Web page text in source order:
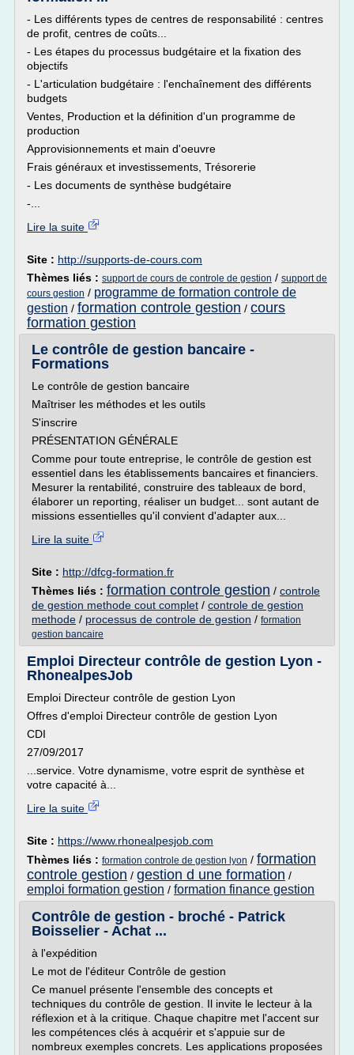
- Les différents types de centres de responsabilité : centres
de profit, centres de coûts...
- Les étapes du processus budgétaire et la fixation des
objectifs
- L'articulation budgétaire : l'enchaînement des différents
budgets
Ventes, Production et la définition d'un programme de
production
Approvisionnements et main d'oeuvre
Frais généraux et investissements, Trésorerie
- Les documents de synthèse budgétaire
-...
Lire la suite
Site : http://supports-de-cours.com
Thèmes liés : support de cours de controle de gestion / support de
cours gestion / programme de formation controle de
gestion / formation controle gestion / cours
formation gestion
Le contrôle de gestion bancaire -
Formations
Le contrôle de gestion bancaire
Maîtriser les méthodes et les outils
S'inscrire
PRÉSENTATION GÉNÉRALE
Comme pour toute entreprise, le contrôle de gestion est
essentiel dans les établissements bancaires et financiers.
Mesurer la rentabilité, construire des tableaux de bord,
élaborer un reporting, réaliser un budget... sont autant de
missions essentielles qu'il convient d'adapter aux...
Lire la suite
Site : http://dfcg-formation.fr
Thèmes liés : formation controle gestion / controle
de gestion methode cout complet / controle de gestion
methode / processus de controle de gestion / formation
gestion bancaire
Emploi Directeur contrôle de gestion Lyon -
RhonealpesJob
Emploi Directeur contrôle de gestion Lyon
Offres d'emploi Directeur contrôle de gestion Lyon
CDI
27/09/2017
...service. Votre dynamisme, votre esprit de synthèse et
votre capacité à...
Lire la suite
Site : https://www.rhonealpesjob.com
Thèmes liés : formation controle de gestion lyon / formation
controle gestion / gestion d une formation /
emploi formation gestion / formation finance gestion
Contrôle de gestion - broché - Patrick
Boisselier - Achat ...
à l'expédition
Le mot de l'éditeur Contrôle de gestion
Ce manuel présente l'ensemble des concepts et
techniques du contrôle de gestion. Il invite le lecteur à la
réflexion et à la critique. Chaque chapitre met l'accent sur
les compétences clés à acquérir et s'appuie sur de
nombreux exemples concrets. Les applications proposées